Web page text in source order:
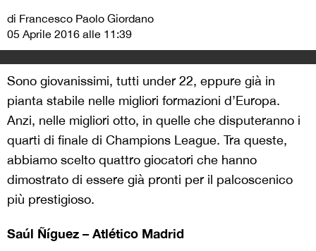
di Francesco Paolo Giordano
05 Aprile 2016 alle 11:39
Sono giovanissimi, tutti under 22, eppure già in
pianta stabile nelle migliori formazioni d’Europa.
Anzi, nelle migliori otto, in quelle che disputeranno i
quarti di finale di Champions League. Tra queste,
abbiamo scelto quattro giocatori che hanno
dimostrato di essere già pronti per il palcoscenico
più prestigioso.
Saúl Ñíguez – Atlético Madrid